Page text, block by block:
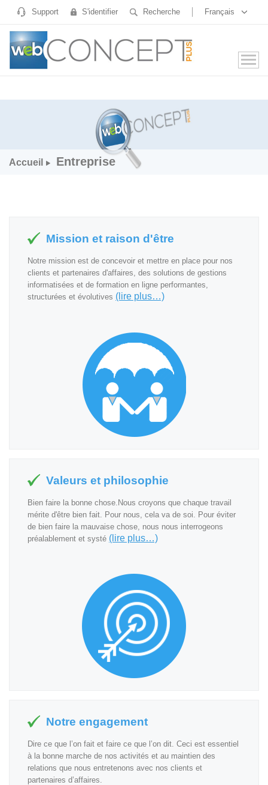
Support S'identifier Recherche Français
Accueil Entreprise
Mission et raison d'être
Notre mission est de concevoir et mettre en place pour nos
clients et partenaires d'affaires, des solutions de gestions
informatisées et de formation en ligne performantes,
structurées et évolutives (lire plus…)
Valeurs et philosophie
Bien faire la bonne chose.Nous croyons que chaque travail
mérite d'être bien fait. Pour nous, cela va de soi. Pour éviter
de bien faire la mauvaise chose, nous nous interrogeons
préalablement et systé (lire plus…)
Notre engagement
Dire ce que l’on fait et faire ce que l’on dit. Ceci est essentiel
à la bonne marche de nos activités et au maintien des
relations que nous entretenons avec nos clients et
partenaires d’affaires.